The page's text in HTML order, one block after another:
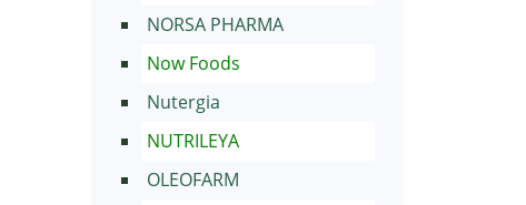
NORSA PHARMA
Now Foods
Nutergia
NUTRILEYA
OLEOFARM